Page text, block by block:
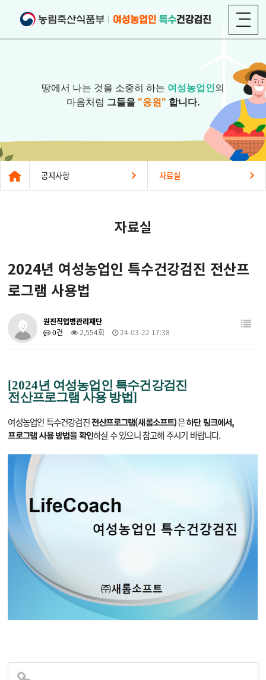
땅에서 나는 것을 소중히 하는 여성농업인의
마음처럼 그들을 "응원" 합니다.
공지사항 자료실
자료실
2024년 여성농업인 특수건강검진 전산프
로그램 사용법
원진직업병관리재단
0건
2,554회 24-03-22 17:38
[2024년 여성농업인 특수건강검진
전산프로그램 사용 방법]
여성농업인 특수건강검진전산프로그램(새롬소프트)은하단 링크에서,
프로그램 사용 방법을 확인하실 수 있으니 참고해 주시기 바랍니다.